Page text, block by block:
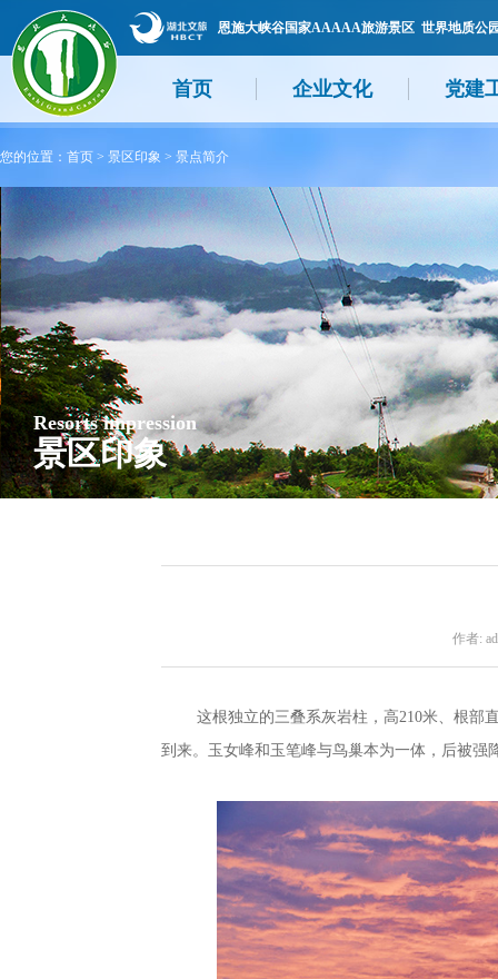
恩施大峡谷国家AAAAA旅游景区 世界地质公
首页 企业文化 党建
您的位置： 首页 > 景区印象 > 景点简介
Resorts impression
景区印象
作者:
这根独立的三叠系灰岩柱，高210米、根部
到来。玉女峰和玉笔峰与鸟巢本为一体，后被强